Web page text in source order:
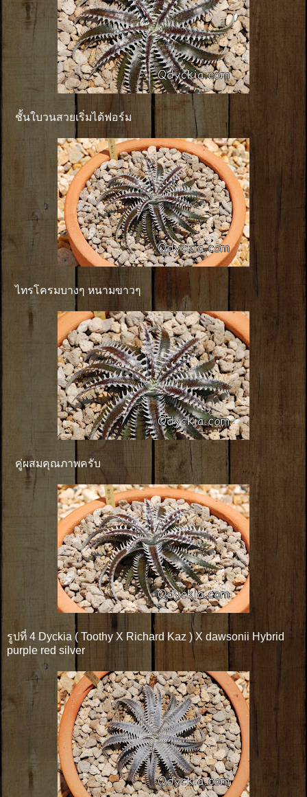
ชั้นใบวนสวยเริ่มได้ฟอร์ม
ไทรโครมบางๆ หนามขาวๆ
คู่ผสมคุณภาพครับ
รูปที่ 4 Dyckia ( Toothy X Richard Kaz ) X dawsonii Hybrid
purple red silver